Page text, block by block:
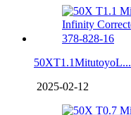
50XT1.1MitutoyoL...
2025-02-12